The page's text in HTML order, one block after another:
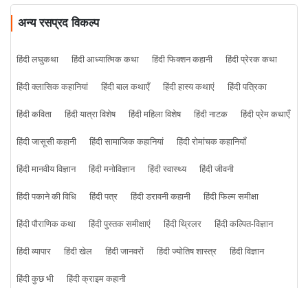
अन्य रसप्रद विकल्प
हिंदी लघुकथा हिंदी आध्यात्मिक कथा हिंदी फिक्शन कहानी
हिंदी प्रेरक कथा
हिंदी क्लासिक कहानियां
हिंदी बाल कथाएँ हिंदी हास्य कथाएं
हिंदी पत्रिका
हिंदी कविता
हिंदी यात्रा विशेष हिंदी महिला विशेष हिंदी नाटक
हिंदी प्रेम कथाएँ
हिंदी जासूसी कहानी
हिंदी सामाजिक कहानियां
हिंदी रोमांचक कहानियाँ
हिंदी मानवीय विज्ञान
हिंदी मनोविज्ञान हिंदी स्वास्थ्य
हिंदी जीवनी
हिंदी पकाने की विधि
हिंदी पत्र हिंदी डरावनी कहानी
हिंदी फिल्म समीक्षा
हिंदी पौराणिक कथा
हिंदी पुस्तक समीक्षाएं हिंदी थ्रिलर
हिंदी कल्पित-विज्ञान
हिंदी व्यापार
हिंदी खेल हिंदी जानवरों हिंदी ज्योतिष शास्त्र
हिंदी विज्ञान
हिंदी कुछ भी
हिंदी क्राइम कहानी